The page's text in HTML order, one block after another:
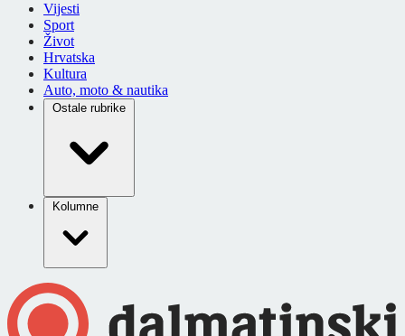
Vijesti
Sport
Život
Hrvatska
Kultura
Auto, moto & nautika
Ostale rubrike
Kolumne